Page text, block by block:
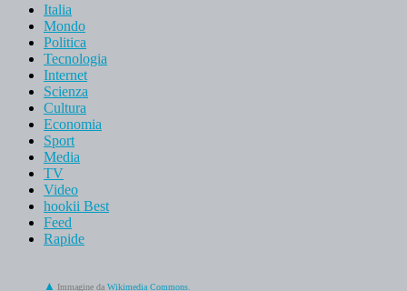
Italia
Mondo
Politica
Tecnologia
Internet
Scienza
Cultura
Economia
Sport
Media
TV
Video
hookii Best
Feed
Rapide
Immagine da Wikimedia Commons